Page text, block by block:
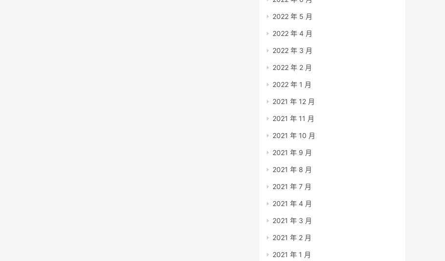
2022 年 5 月
2022 年 4 月
2022 年 3 月
2022 年 2 月
2022 年 1 月
2021 年 12 月
2021 年 11 月
2021 年 10 月
2021 年 9 月
2021 年 8 月
2021 年 7 月
2021 年 4 月
2021 年 3 月
2021 年 2 月
2021 年 1 月